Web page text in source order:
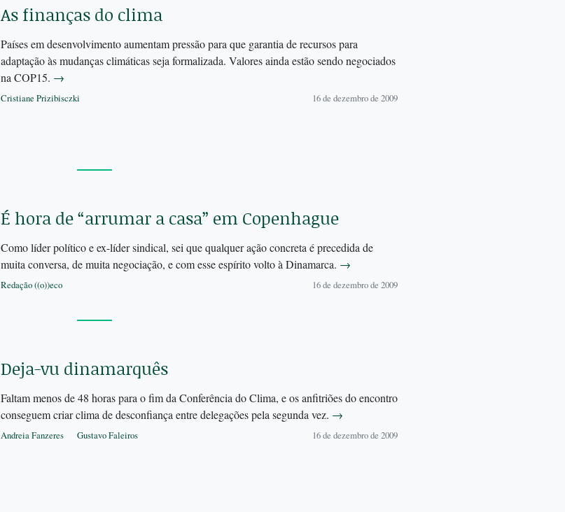
As finanças do clima
Países em desenvolvimento aumentam pressão para que garantia de recursos para
adaptação às mudanças climáticas seja formalizada. Valores ainda estão sendo negociados
na COP15. →
Cristiane Prizibisczki 16 de dezembro de 2009
É hora de “arrumar a casa” em Copenhague
Como líder político e ex-líder sindical, sei que qualquer ação concreta é precedida de
muita conversa, de muita negociação, e com esse espírito volto à Dinamarca. →
Redação ((o))eco 16 de dezembro de 2009
Deja-vu dinamarquês
Faltam menos de 48 horas para o fim da Conferência do Clima, e os anfitriões do encontro
conseguem criar clima de desconfiança entre delegações pela segunda vez. →
Andreia Fanzeres Gustavo Faleiros 16 de dezembro de 2009